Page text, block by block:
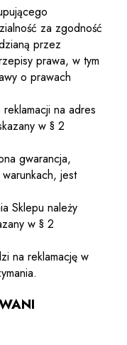
za zgodność
przez
prawa, w tym
o prawach
na adres
w § 2
gwarancja,
jest
Sklepu należy
w § 2
na reklamację w